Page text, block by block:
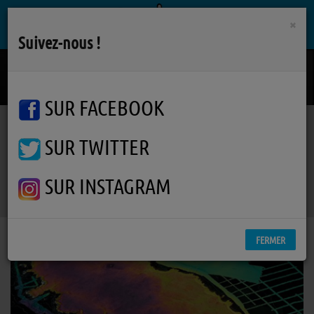
Podcasts Percept'île Percept'île #2 : Les Sapins
Percept'île #2 : Les Sapins
×
Suivez-nous !
SUR FACEBOOK
SUR TWITTER
SUR INSTAGRAM
FERMER